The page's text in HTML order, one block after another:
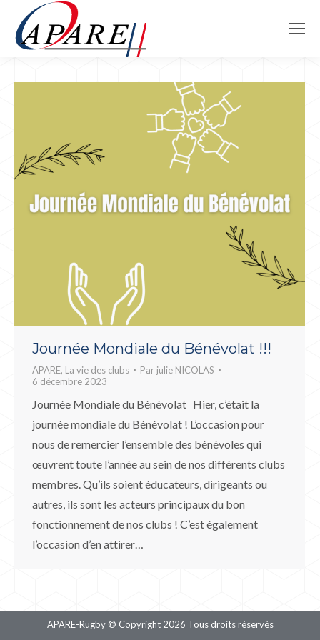
Journée Mondiale du Bénévolat !!!
APARE, La vie des clubs Par julie NICOLAS
6 décembre 2023
Journée Mondiale du Bénévolat Hier, c’était la
journée mondiale du Bénévolat ! L’occasion pour
nous de remercier l’ensemble des bénévoles qui
œuvrent toute l’année au sein de nos différents clubs
membres. Qu’ils soient éducateurs, dirigeants ou
autres, ils sont les acteurs principaux du bon
fonctionnement de nos clubs ! C’est également
l’occasion d’en attirer…
APARE-Rugby © Copyright 2026 Tous droits réservés